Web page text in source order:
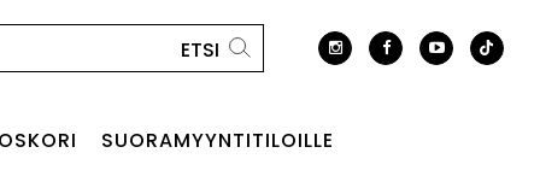
SUORAMYYNTITILOILLE